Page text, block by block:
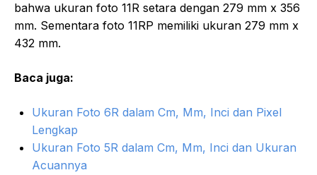
bahwa ukuran foto 11R setara dengan 279 mm x 356
mm. Sementara foto 11RP memiliki ukuran 279 mm x
432 mm.
Baca juga:
Ukuran Foto 6R dalam Cm, Mm, Inci dan Pixel
Lengkap
Ukuran Foto 5R dalam Cm, Mm, Inci dan Ukuran
Acuannya